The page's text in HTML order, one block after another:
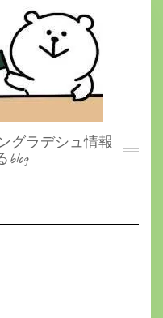
グラデシュ情報
blog
Navigation